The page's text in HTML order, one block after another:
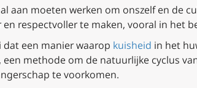
aan moeten werken om onszelf en de
en respectvoller te maken, vooral in het
dat een manier waarop kuisheid in het
een methode om de natuurlijke cyclus
te voorkomen.